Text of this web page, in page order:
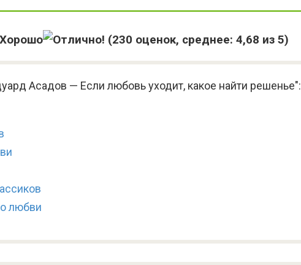
(230 оценок, среднее: 4,68 из 5)
Асадов — Если любовь уходит, какое найти решенье":
любви